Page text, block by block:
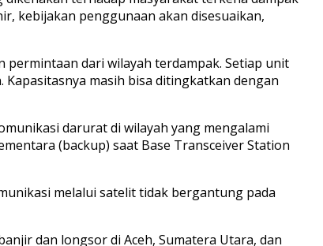
kebijakan penggunaan akan disesuaikan,
dari wilayah terdampak. Setiap unit
masih bisa ditingkatkan dengan
darurat di wilayah yang mengalami
(backup) saat Base Transceiver Station
melalui satelit tidak bergantung pada
dan longsor di Aceh, Sumatera Utara, dan